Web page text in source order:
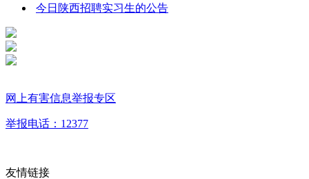
今日陕西招聘实习生的公告
网上有害信息举报专区
举报电话：12377
友情链接